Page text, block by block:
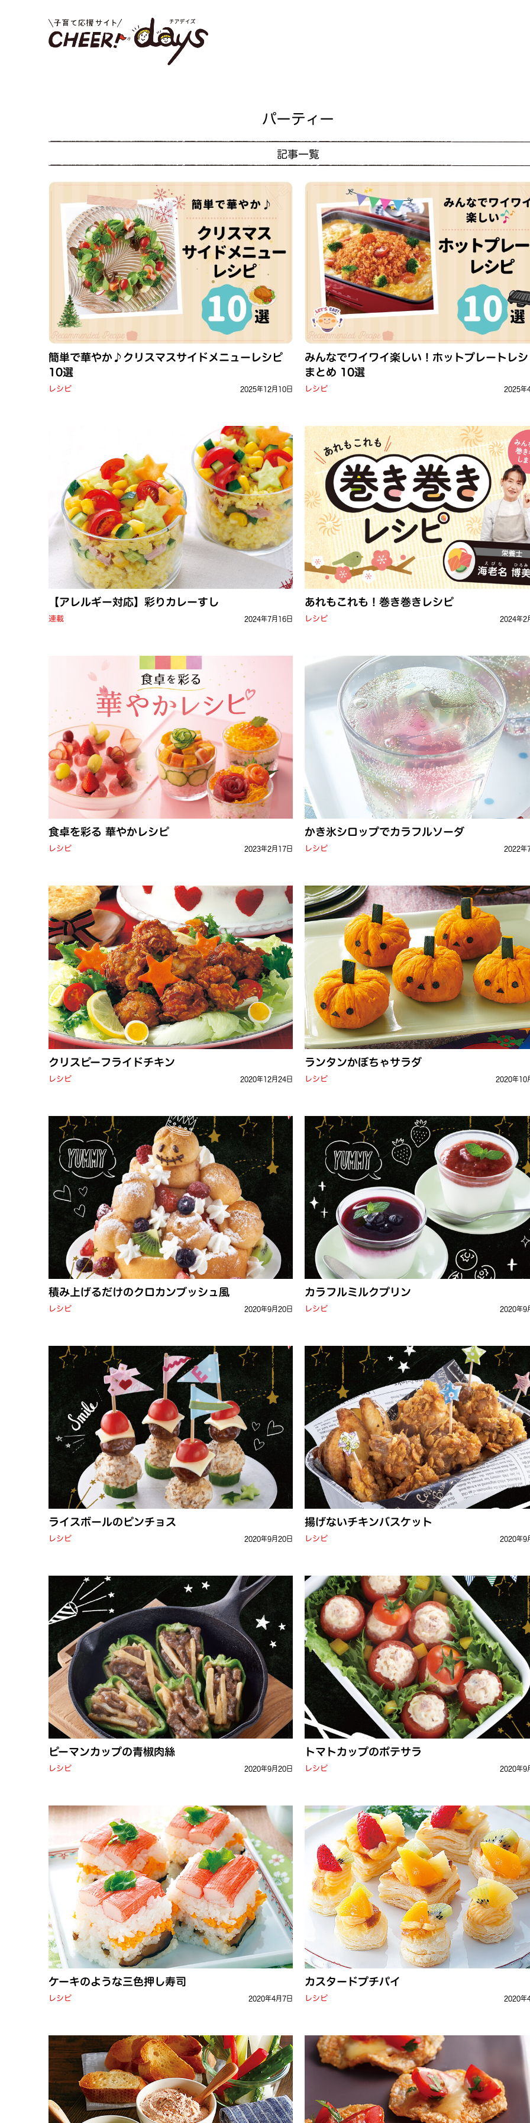
パーティー
記事一覧
簡単で華やか♪クリスマスサイドメニューレシピ
10選
レシピ 2025年12月10日
みんなでワイワイ楽しい！ホットプレートレシ
まとめ 10選
レシピ 2025年
【アレルギー対応】彩りカレーすし
連載 2024年7月16日
あれもこれも！巻き巻きレシピ
レシピ 2024年2
食卓を彩る 華やかレシピ
レシピ 2023年2月17日
かき氷シロップでカラフルソーダ
レシピ 2022年
クリスピーフライドチキン
レシピ 2020年12月24日
ランタンかぼちゃサラダ
レシピ 2020年10
積み上げるだけのクロカンブッシュ風
レシピ 2020年9月20日
カラフルミルクプリン
レシピ 2020年9
ライスボールのピンチョス
レシピ 2020年9月20日
揚げないチキンバスケット
レシピ 2020年9
ピーマンカップの青椒肉絲
レシピ 2020年9月20日
トマトカップのポテサラ
レシピ 2020年9
ケーキのような三色押し寿司
レシピ 2020年4月7日
カスタードプチパイ
レシピ 2020年